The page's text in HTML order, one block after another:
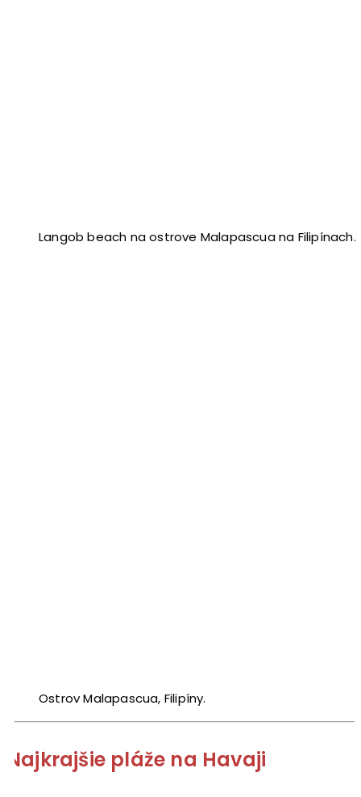
Langob beach na ostrove Malapascua na Filipínach.
Ostrov Malapascua, Filipíny.
Najkrajšie pláže na Havaji